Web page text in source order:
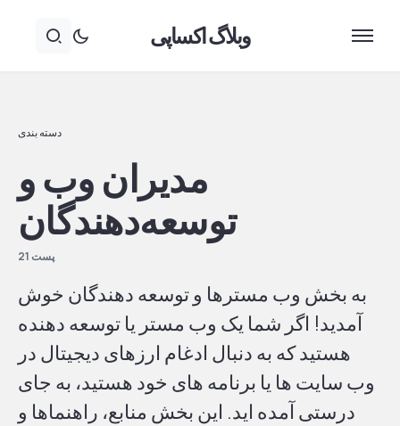
وبلاگ اکساپی
دسته بندی
مدیران وب و
توسعه‌دهندگان
پست 21
به بخش وب مسترها و توسعه دهندگان خوش
آمدید! اگر شما یک وب مستر یا توسعه دهنده
هستید که به دنبال ادغام ارزهای دیجیتال در
وب سایت ها یا برنامه های خود هستید، به جای
درستی آمده اید. این بخش منابع، راهنماها و